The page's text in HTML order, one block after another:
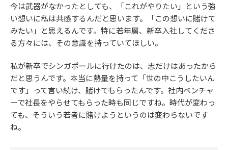
今は武器がなかったとしても、「これがやりたい」という強
い想いに私は共感するんだと思います。「この想いに賭けて
みたい」と思えるんです。特に若年層、新卒入社してくださ
る方々には、その意識を持っていてほしい。
私が新卒でシンガポールに行けたのは、志だけはあったから
だと思うんです。本当に熱量を持って「世の中こうしたいん
です」って言い続け、賭けてもらったんです。社内ベンチャ
ーで社長をやらせてもらった時も同じですね。時代が変わっ
ても、そういう若者に賭けようというのは変わらないです
ね。